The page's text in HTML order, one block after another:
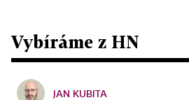
Vybíráme z HN
JAN KUBITA